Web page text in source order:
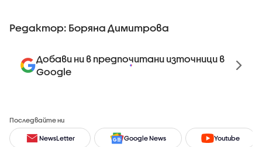
Редактор: Боряна Димитрова
Добави ни в предпочитани източници в
Google
Последвайте ни
NewsLetter Google News Youtube